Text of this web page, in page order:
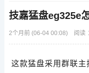
技嘉猛盘eg325e
2个月前 (06-04 00:08) 阅读
这款猛盘采用群联主